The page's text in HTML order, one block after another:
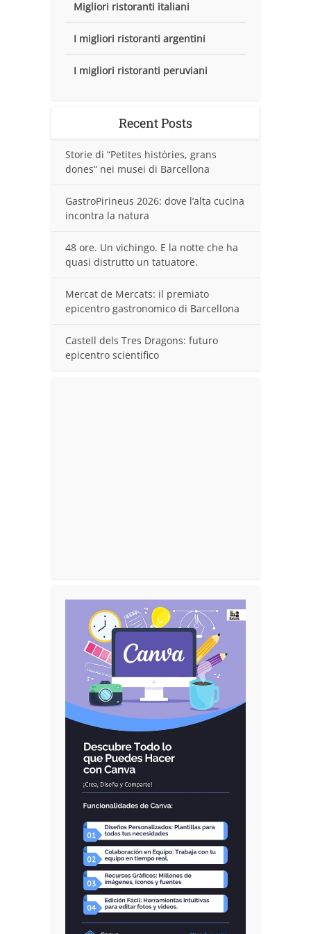
Migliori ristoranti italiani
I migliori ristoranti argentini
I migliori ristoranti peruviani
Recent Posts
Storie di “Petites històries, grans
dones” nei musei di Barcellona
GastroPirineus 2026: dove l’alta cucina
incontra la natura
48 ore. Un vichingo. E la notte che ha
quasi distrutto un tatuatore.
Mercat de Mercats: il premiato
epicentro gastronomico di Barcellona
Castell dels Tres Dragons: futuro
epicentro scientifico